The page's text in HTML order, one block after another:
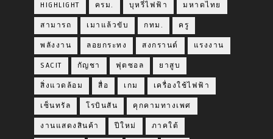
HIGHLIGHT ครม. บุหรี่ไฟฟ้า มหาดไทย
สามารถ เมาแล้วขับ กทม. ครู
พลังงาน ลอยกระทง สงกรานต์ แรงงาน
SACIT กัญชา ฟุตซอล ยาสูบ
สิ่งแวดล้อม สื่อ เกม เครื่องใช้ไฟฟ้า
เซ็นทรัล โรบินสัน คุกคามทางเพศ
งานแสดงสินค้า ปีใหม่ ภาคใต้